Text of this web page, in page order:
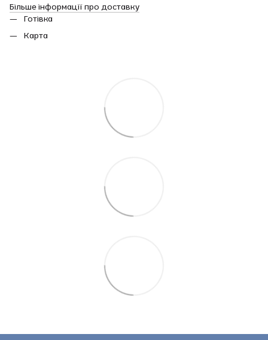
Більше інформації про доставку
Готівка
Карта